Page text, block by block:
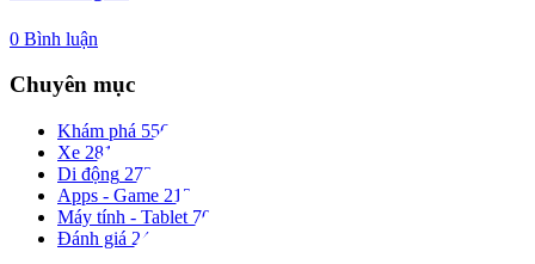
0 Bình luận
Chuyên mục
Khám phá 556
Xe 281
Di động 273
Apps - Game 212
Máy tính - Tablet 70
Đánh giá 24